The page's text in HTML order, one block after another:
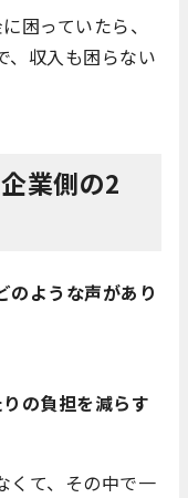
困っていたら、
、収入も困らない
業側の2
のような声があり
の負担を減らす
くて、その中で一